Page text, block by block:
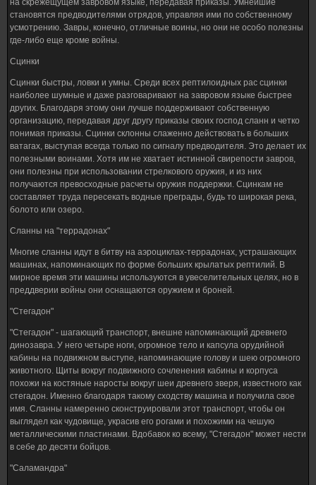
на скрежещущем завровом языке, передавая приказы. Умнейшие
становятся предводителями отрядов, управляя ими по собственному
усмотрению. Завры, конечно, отличные воины, но они не особо полезны
где-либо еще кроме войны.
Сцинки
Сцинки быстры, ловки и умны. Среди всех рептилоидных рас сцинки
наиболее шумные и даже разговаривают на завровом языке быстрее
других. Благодаря этому они лучше поддерживают собственную
организацию, передавая друг другу приказы своих господ сланн и четко
понимая приказы. Сцинки склонны слаженно действовать в больших
ватагах, выступая всегда только по сигналу предводителя. Это делает их
полезными воинами. Хотя им не хватает истинной свирепости завров,
они полезны при использовании стрелкового оружия, и из них
получаются превосходные расчеты оружия поддержки. Сцинкам не
составляет труда пересекать водные преграды, будь то широкая река,
болото или озеро.
Сланны на "террадонах"
Многие сланны идут в битву на аэроциклах-террадонах, устрашающих
машинах, напоминающих по форме больших крылатых рептилий. В
мирное время эти машины используются в увеселительных целях, но в
преддверии войны они оснащаются оружием и броней.
"Стегадон"
"Стегадон" - шагающий транспорт, внешне напоминающий древнего
динозавра. У него четыре ноги, огромное тело и капсула орудийной
кабины на подвижном выступе, напоминающие голову и шею огромного
животного. Щиты вокруг подвижного сочленения кабины и корпуса
похожи на костяные наросты вокруг шеи древнего зверя, известного как
стегадон. Именно благодаря такому сходству машина и получила свое
имя. Сланны намеренно сконструировали этот транспорт, чтобы он
выглядел как чудовище, украсив его рогами и похожими на чешую
металлическими пластинами. Вдобавок ко всему, "Стегадон" может нести
в себе до десяти бойцов.
"Саламандра"